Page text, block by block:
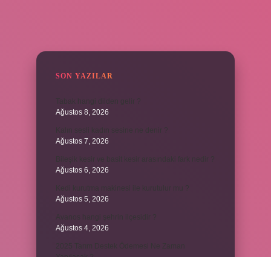
SON YAZILAR
Tabak hangi dilden gelir ?
Ağustos 8, 2026
Ağustos 7, 2026
Ağustos 6, 2026
Ağustos 5, 2026
Ağustos 4, 2026